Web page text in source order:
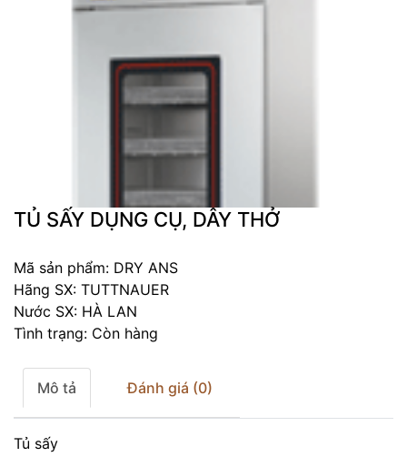
TỦ SẤY DỤNG CỤ, DÂY THỞ
Mã sản phẩm: DRY ANS
Hãng SX: TUTTNAUER
Nước SX: HÀ LAN
Tình trạng: Còn hàng
Mô tả Đánh giá (0)
Tủ sấy